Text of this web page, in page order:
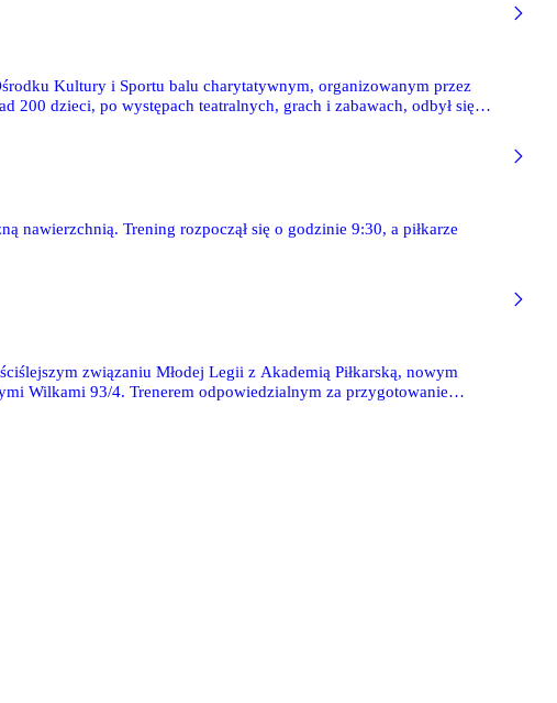
Kultury i Sportu balu charytatywnym, organizowanym przez
200 dzieci, po występach teatralnych, grach i zabawach, odbył się
nawierzchnią. Trening rozpoczął się o godzinie 9:30, a piłkarze
związaniu Młodej Legii z Akademią Piłkarską, nowym
Wilkami 93/4. Trenerem odpowiedzialnym za przygotowanie